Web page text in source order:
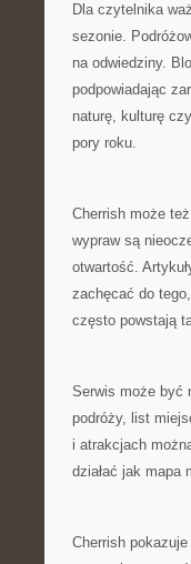
Dla czytelnika
sezonie.
na odwiedziny.
podpowiadając
naturę, kulturę
pory roku.
Cherrish może
wypraw są
otwartość.
zachęcać do
często powstają
Serwis może być
podróży, list
i atrakcjach
działać jak mapa
Cherrish